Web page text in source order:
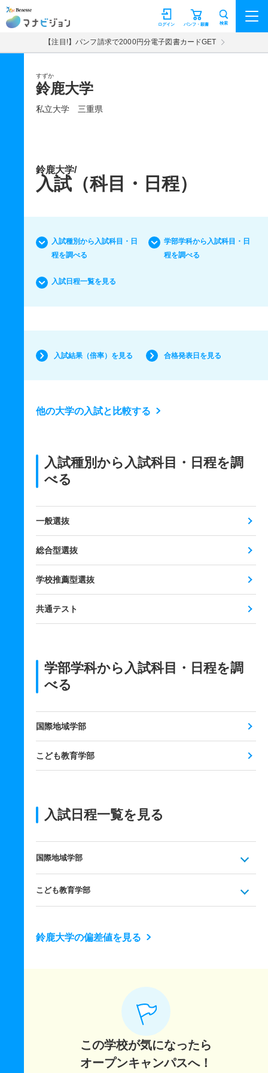
マナビジョン パンフ・願書
ログイン 検索
【注目!】パンフ請求で2000円分電子図書カードGET
すずか
鈴鹿大学
私立大学 三重県
鈴鹿大学/
入試（科目・日程）
入試種別から入試科目・日
程を調べる
学部学科から入試科目・日
程を調べる
入試日程一覧を見る
入試結果（倍率）を見る 合格発表日を見る
他の大学の入試と比較する
入試種別から入試科目・日程を調
べる
一般選抜
総合型選抜
学校推薦型選抜
共通テスト
学部学科から入試科目・日程を調
べる
国際地域学部
こども教育学部
入試日程一覧を見る
国際地域学部
こども教育学部
鈴鹿大学の偏差値を見る
この学校が気になったら
オープンキャンパスへ！